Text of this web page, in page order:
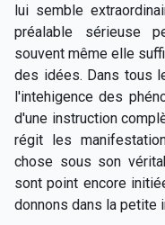
lui semble
préalable sérieuse
souvent même elle
des idées. Dans tous
l'intehigence des
d'une instruction
régit les
chose sous son
sont point encore
donnons dans la petite